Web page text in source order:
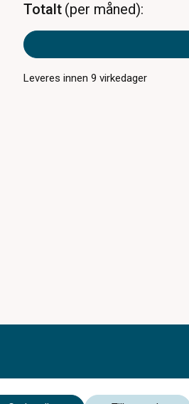
Totalt per måned
Leveres innen9 virkedager